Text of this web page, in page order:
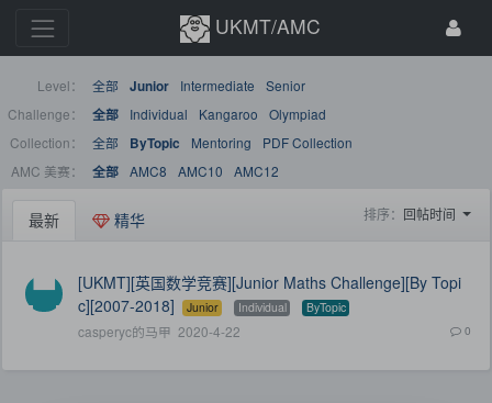
UKMT/AMC
Level： 全部 Junior Intermediate
Senior
Challenge：
全部 Individual Kangaroo
Olympiad
Collection：
全部 ByTopic Mentoring
PDF Collection
AMC 美赛：
全部 AMC8 AMC10 AMC12
最新 精华 排序： 回帖时间
[UKMT][英国数学竞赛][Junior Maths Challenge][By Topi
c][2007-2018]
Junior Individual ByTopic
casperyc的马甲 2020-4-22 0